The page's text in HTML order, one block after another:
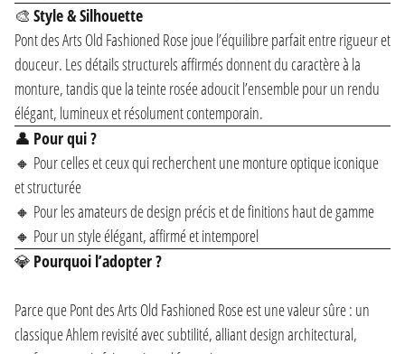
🎨 Style & Silhouette
Pont des Arts Old Fashioned Rose joue l’équilibre parfait entre rigueur et
douceur. Les détails structurels affirmés donnent du caractère à la
monture, tandis que la teinte rosée adoucit l’ensemble pour un rendu
élégant, lumineux et résolument contemporain.
👤 Pour qui ?
🔸 Pour celles et ceux qui recherchent une monture optique iconique
et structurée
🔸 Pour les amateurs de design précis et de finitions haut de gamme
🔸 Pour un style élégant, affirmé et intemporel
💎 Pourquoi l’adopter ?
Parce que Pont des Arts Old Fashioned Rose est une valeur sûre : un
classique Ahlem revisité avec subtilité, alliant design architectural,